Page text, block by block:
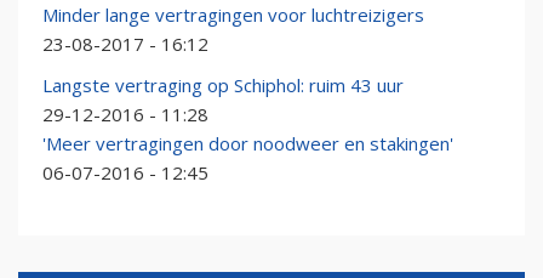
Minder lange vertragingen voor luchtreizigers
23-08-2017 - 16:12
Langste vertraging op Schiphol: ruim 43 uur
29-12-2016 - 11:28
'Meer vertragingen door noodweer en stakingen'
06-07-2016 - 12:45